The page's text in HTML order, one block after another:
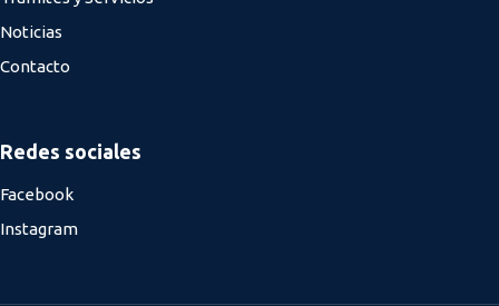
Noticias
Contacto
Redes sociales
Facebook
Instagram